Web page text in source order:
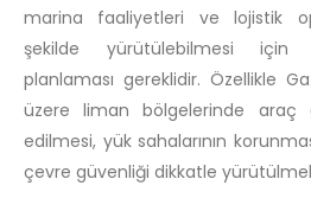
marina faaliyetleri ve lojistik
şekilde yürütülebilmesi için
planlaması gereklidir. Özellikle
üzere liman bölgelerinde araç
edilmesi, yük sahalarının
çevre güvenliği dikkatle